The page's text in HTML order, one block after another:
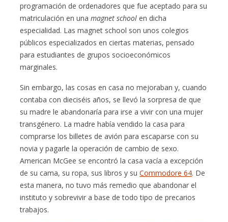
programación de ordenadores que fue aceptado para su
matriculación en unamagnet school en dicha
especialidad. Las magnet school son unos colegios
públicos especializados en ciertas materias, pensado
para estudiantes de grupos socioeconómicos
marginales.
Sin embargo, las cosas en casa no mejoraban y, cuando
contaba con dieciséis años, se llevó la sorpresa de que
su madre le abandonaría para irse a vivir con una mujer
transgénero. La madre había vendido la casa para
comprarse los billetes de avión para escaparse con su
novia y pagarle la operación de cambio de sexo.
American McGee se encontró la casa vacía a excepción
de su cama, su ropa, sus libros y suCommodore 64. De
esta manera, no tuvo más remedio que abandonar el
instituto y sobrevivir a base de todo tipo de precarios
trabajos.